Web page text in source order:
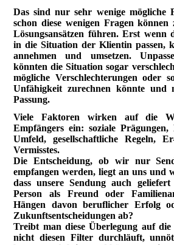
Das sind nur sehr wenige mögliche
schon diese wenigen Fragen können
Lösungsansätzen führen. Erst wenn
in die Situation der Klientin passen,
annehmen und umsetzen.
könnten die Situation sogar
mögliche Verschlechterungen oder
Unfähigkeit zurechnen könnte und
Passung.
Viele Faktoren wirken auf die
Empfängers ein: soziale
Umfeld, gesellschaftliche Regeln,
Vermisstes.
Die Entscheidung, ob wir nur
empfangen werden, liegt an uns und
dass unsere Sendung auch
Person als Freund oder
Hängen davon beruflicher Erfolg
Zukunftsentscheidungen ab?
Treibt man diese Überlegung auf die
nicht diesen Filter durchläuft,